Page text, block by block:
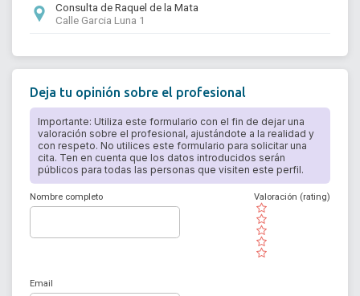
Consulta de Raquel de la Mata
Calle Garcia Luna 1
Deja tu opinión sobre el profesional
Importante: Utiliza este formulario con el fin de dejar una
valoración sobre el profesional, ajustándote a la realidad y
con respeto. No utilices este formulario para solicitar una
cita. Ten en cuenta que los datos introducidos serán
públicos para todas las personas que visiten este perfil.
Nombre completo
( )
( )
( )
( )
( )
Valoración (rating)
Email